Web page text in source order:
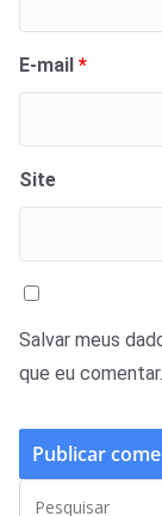
E-mail *
Site
Salvar meus
que eu comentar.